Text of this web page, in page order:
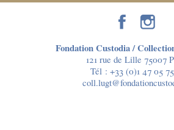
Fondation Custodia /
121 rue de Lille 75007
Tél : +33 (0)1 47 05